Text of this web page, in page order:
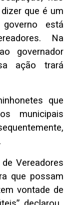
que é um
está
Na
governador
ação trará
que
municipais
Vereadores
que possam
vontade de